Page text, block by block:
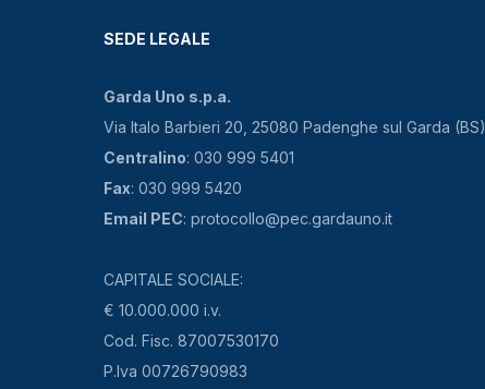
SEDE LEGALE
Garda Uno s.p.a.
Via Italo Barbieri 20, 25080 Padenghe sul Garda (BS)
Centralino: 030 999 5401
Fax: 030 999 5420
Email PEC: protocollo@pec.gardauno.it
CAPITALE SOCIALE:
€ 10.000.000 i.v.
Cod. Fisc. 87007530170
P.Iva 00726790983